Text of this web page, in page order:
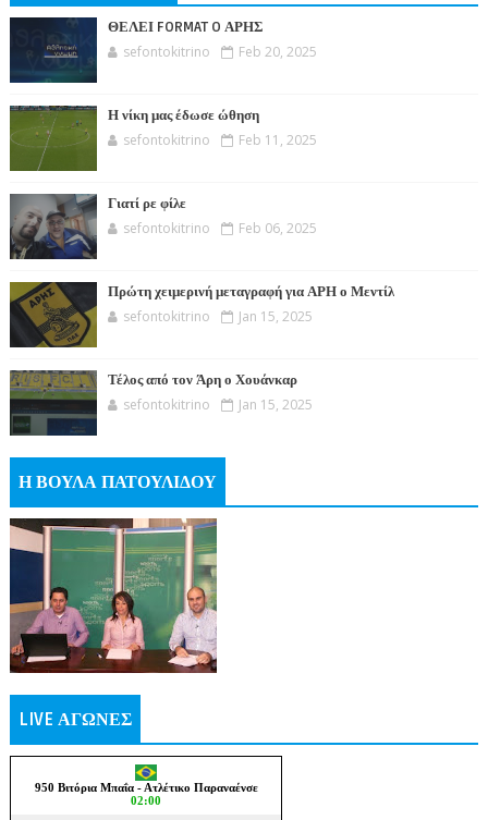
ΘΕΛΕΙ FORMAT O ΑΡΗΣ
sefontokitrino Feb 20, 2025
Η νίκη μας έδωσε ώθηση
sefontokitrino Feb 11, 2025
Γιατί ρε φίλε
sefontokitrino Feb 06, 2025
Πρώτη χειμερινή μεταγραφή για ΑΡΗ ο Μεντίλ
sefontokitrino Jan 15, 2025
Τέλος από τον Άρη ο Χουάνκαρ
sefontokitrino Jan 15, 2025
Η ΒΟΥΛΑ ΠΑΤΟΥΛΙΔΟΥ
LIVE ΑΓΩΝΕΣ